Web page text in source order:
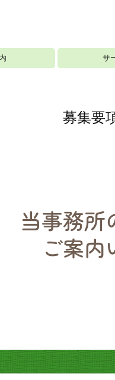
サ
募集要
当事務所
ご案内